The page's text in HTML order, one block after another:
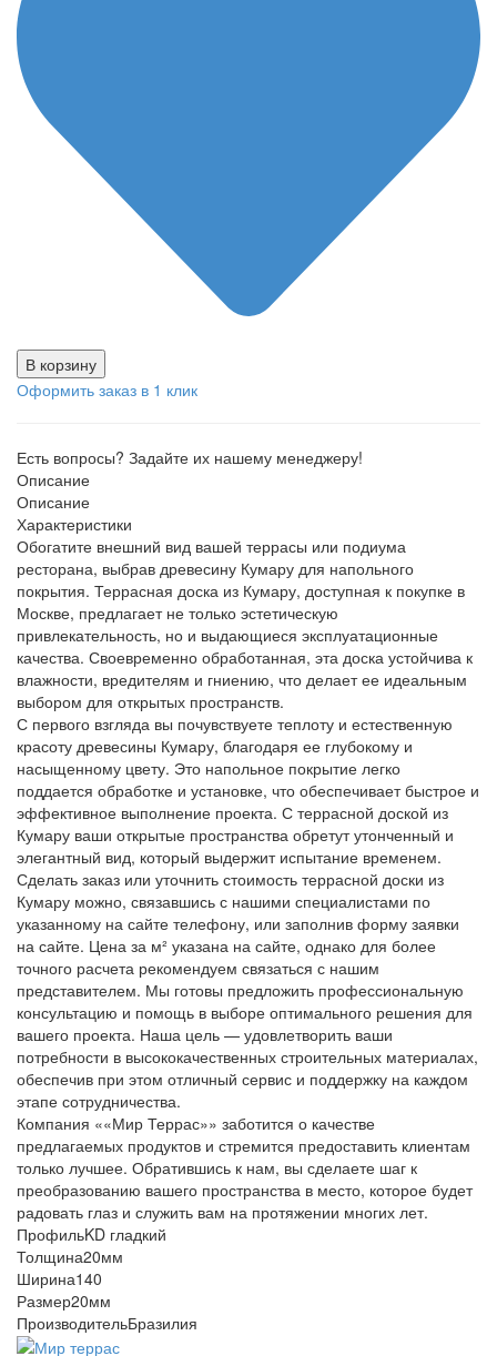
В корзину
Оформить заказ в 1 клик
Есть вопросы? Задайте их нашему менеджеру!
Описание
Описание
Характеристики
Обогатите внешний вид вашей террасы или подиума
ресторана, выбрав древесину Кумару для напольного
покрытия. Террасная доска из Кумару, доступная к покупке в
Москве, предлагает не только эстетическую
привлекательность, но и выдающиеся эксплуатационные
качества. Своевременно обработанная, эта доска устойчива к
влажности, вредителям и гниению, что делает ее идеальным
выбором для открытых пространств.
С первого взгляда вы почувствуете теплоту и естественную
красоту древесины Кумару, благодаря ее глубокому и
насыщенному цвету. Это напольное покрытие легко
поддается обработке и установке, что обеспечивает быстрое и
эффективное выполнение проекта. С террасной доской из
Кумару ваши открытые пространства обретут утонченный и
элегантный вид, который выдержит испытание временем.
Сделать заказ или уточнить стоимость террасной доски из
Кумару можно, связавшись с нашими специалистами по
указанному на сайте телефону, или заполнив форму заявки
на сайте. Цена за м² указана на сайте, однако для более
точного расчета рекомендуем связаться с нашим
представителем. Мы готовы предложить профессиональную
консультацию и помощь в выборе оптимального решения для
вашего проекта. Наша цель — удовлетворить ваши
потребности в высококачественных строительных материалах,
обеспечив при этом отличный сервис и поддержку на каждом
этапе сотрудничества.
Компания ««Мир Террас»» заботится о качестве
предлагаемых продуктов и стремится предоставить клиентам
только лучшее. Обратившись к нам, вы сделаете шаг к
преобразованию вашего пространства в место, которое будет
радовать глаз и служить вам на протяжении многих лет.
ПрофильKD гладкий
Толщина20мм
Ширина140
Размер20мм
ПроизводительБразилия